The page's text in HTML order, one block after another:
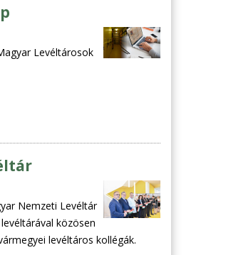
Levéltárosok
Nemzeti Levéltár
közösen
levéltáros kollégák.